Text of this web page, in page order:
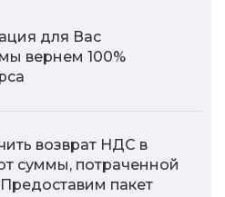
для Вас
вернем 100%
возврат НДС в
суммы, потраченной
пакет